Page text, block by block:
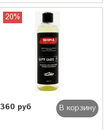
20%
360 руб В корзину